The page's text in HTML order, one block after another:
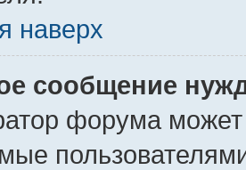
наверх
сообщение
форума